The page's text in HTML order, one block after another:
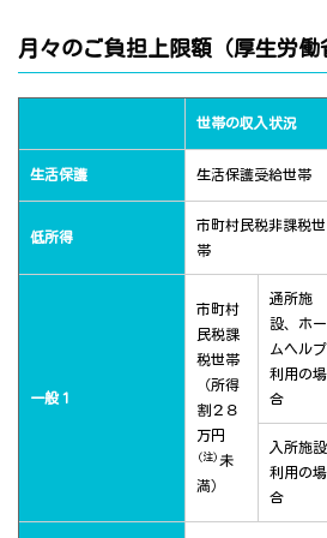
月々のご負担上限額（厚生労働
世帯の収入状況
生活保護 生活保護受給世帯
低所得
市町村民税非課税世
帯
一般１
市町村
民税課
税世帯
（所得
割２８
万円
(注) 未
満）
通所施
設、ホー
ムヘルプ
利用の場
合
入所施設
利用の場
合